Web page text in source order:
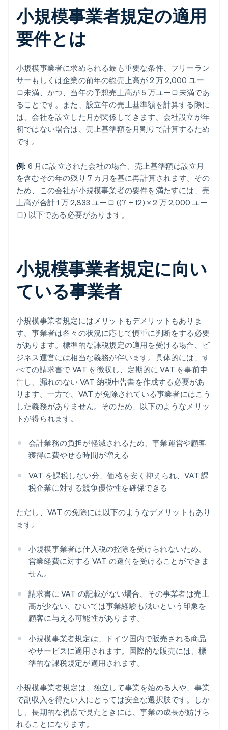
小規模事業者規定の適用
要件とは
小規模事業者に求められる最も重要な条件、フリーラン
サーもしくは企業の前年の総売上高が 2 万 2,000 ユー
ロ未満、かつ、当年の予想売上高が 5 万ユーロ未満であ
ることです。また、設立年の売上基準額を計算する際に
は、会社を設立した月が関係してきます。会社設立が年
初ではない場合は、売上基準額を月割りで計算するため
です。
例: 6 月に設立された会社の場合、売上基準額は設立月
を含むその年の残り 7 カ月を基に再計算されます。その
ため、この会社が小規模事業者の要件を満たすには、売
上高が合計 1 万 2,833 ユーロ ((7 ÷ 12) × 2 万 2,000 ユー
ロ) 以下である必要があります。
小規模事業者規定に向い
ている事業者
小規模事業者規定にはメリットもデメリットもありま
す。事業者は各々の状況に応じて慎重に判断をする必要
があります。標準的な課税規定の適用を受ける場合、ビ
ジネス運営には相当な義務が伴います。具体的には、す
べての請求書で VAT を徴収し、定期的に VAT を事前申
告し、漏れのない VAT 納税申告書を作成する必要があ
ります。一方で、VAT が免除されている事業者にはこう
した義務がありません。そのため、以下のようなメリッ
トが得られます。
会計業務の負担が軽減されるため、事業運営や顧客
獲得に費やせる時間が増える
VAT を課税しない分、価格を安く抑えられ、VAT 課
税企業に対する競争優位性を確保できる
ただし、VAT の免除には以下のようなデメリットもあり
ます。
小規模事業者は仕入税の控除を受けられないため、
営業経費に対する VAT の還付を受けることができま
せん。
請求書に VAT の記載がない場合、その事業者は売上
高が少ない、ひいては事業経験も浅いという印象を
顧客に与える可能性があります。
小規模事業者規定は、ドイツ国内で販売される商品
やサービスに適用されます。国際的な販売には、標
準的な課税規定が適用されます。
小規模事業者規定は、独立して事業を始める人や、事業
で副収入を得たい人にとっては安全な選択肢です。しか
し、長期的な視点で見たときには、事業の成長が妨げら
れることになります。